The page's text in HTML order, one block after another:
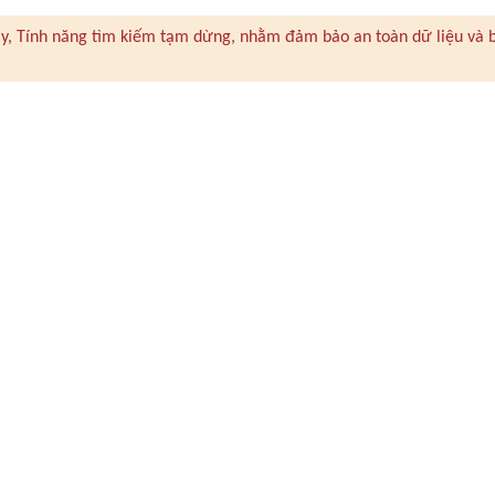
Tính năng tìm kiếm tạm dừng, nhằm đảm bảo an toàn dữ liệu và